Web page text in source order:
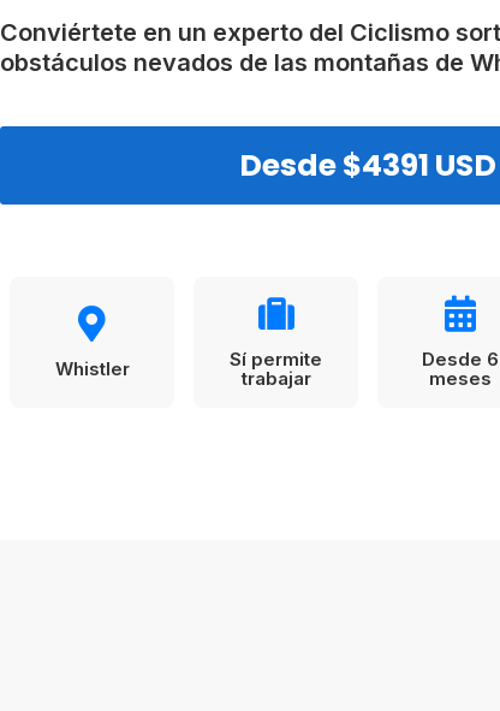
Reino Unido
Conviértete en un experto del Ciclismo
obstáculos nevados de las montañas de
Desde $4391 USD
Whistler
Sí permite
trabajar
Desde 6
meses